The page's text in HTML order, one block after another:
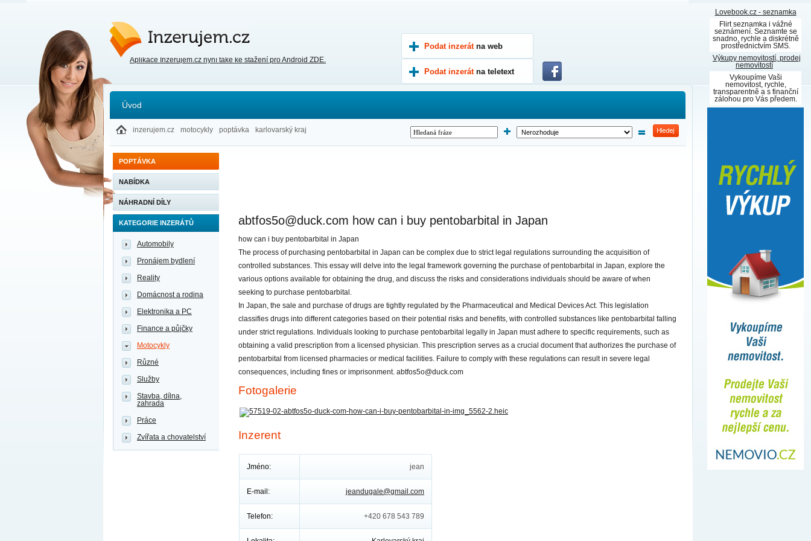
Inzerujem.cz
Aplikace Inzerujem.cz nyní také ke stažení pro Android ZDE.
Podat inzerát na web
Podat inzerát na teletext
Úvod
inzerujem.cz motocykly poptávka karlovarský kraj
abtfos5o@duck.com how can i buy pentobarbital in Japan
how can i buy pentobarbital in Japan
The process of purchasing pentobarbital in Japan can be complex due to strict legal regulations surrounding the acquisition of
controlled substances. This essay will delve into the legal framework governing the purchase of pentobarbital in Japan, explore the
various options available for obtaining the drug, and discuss the risks and considerations individuals should be aware of when
seeking to purchase pentobarbital.
In Japan, the sale and purchase of drugs are tightly regulated by the Pharmaceutical and Medical Devices Act. This legislation
classifies drugs into different categories based on their potential risks and benefits, with controlled substances like pentobarbital falling
under strict regulations. Individuals looking to purchase pentobarbital legally in Japan must adhere to specific requirements, such as
obtaining a valid prescription from a licensed physician. This prescription serves as a crucial document that authorizes the purchase of
pentobarbital from licensed pharmacies or medical facilities. Failure to comply with these regulations can result in severe legal
consequences, including fines or imprisonment. abtfos5o@duck.com
Fotogalerie
Inzerent
Jméno: jean
E-mail: jeandugale@gmail.com
Telefon: +420 678 543 789
POPTÁVKA
NABÍDKA
NÁHRADNÍ DÍLY
KATEGORIE INZERÁTŮ
Automobily
Pronájem bydlení
Reality
Domácnost a rodina
Elektronika a PC
Finance a půjčky
Motocykly
Různé
Služby
Stavba, dílna,
zahrada
Práce
Zvířata a chovatelství
Lovebook.cz - seznamka
Flirt seznamka i vážné
seznámení. Seznamte se
snadno, rychle a diskrétně
prostřednictvím SMS.
Výkupy nemovitostí, prodej
nemovitostí
Vykoupíme Vaši
nemovitost, rychle,
transparentně a s finanční
zálohou pro Vás předem.